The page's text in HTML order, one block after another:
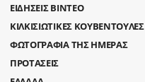
ΕΙΔΗΣΕΙΣ ΒΙΝΤΕΟ
ΚΙΛΚΙΣΙΩΤΙΚΕΣ ΚΟΥΒΕΝΤΟΥΛΕΣ
ΦΩΤΟΓΡΑΦΙΑ ΤΗΣ ΗΜΕΡΑΣ
ΠΡΟΤΑΣΕΙΣ